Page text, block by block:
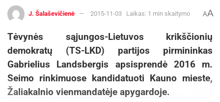
J. Šalaševičienė 2015-11-03 Laikas: 1 min skaitymo AA
Tėvynės sąjungos-Lietuvos krikščionių
demokratų (TS-LKD) partijos pirmininkas
Gabrielius Landsbergis apsisprendė 2016 m.
Seimo rinkimuose kandidatuoti Kauno mieste,
Žaliakalnio vienmandatėje apygardoje.